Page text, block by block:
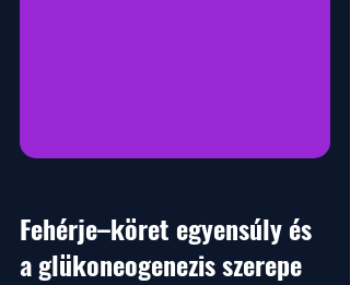
Fehérje–köret egyensúly és
a glükoneogenezis szerepe